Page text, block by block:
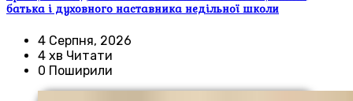
батька і духовного наставника недільної школи
4 Серпня, 2026
4 хв Читати
0 Поширили